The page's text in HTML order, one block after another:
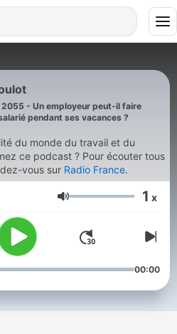
2055 - Un employeur peut-il faire
pendant ses vacances ?
du monde du travail et du
vous sur Radio France.
Volume 1 x
00:00